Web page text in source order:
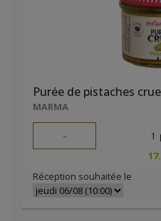
Purée de pistaches
MARMA
- 1
Réception souhaitée le